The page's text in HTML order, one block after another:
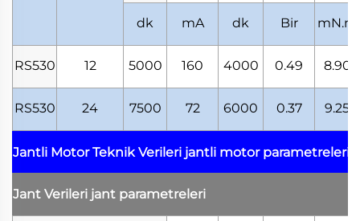
dk mA dk Bir mN.m
RS530 12 5000 160 4000 0.49 8.90
RS530 24 7500 72 6000 0.37 9.25
Jantli Motor Teknik Verileri jantli motor parametreleri
Jant Verileri jant parametreleri